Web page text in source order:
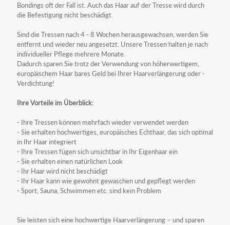
Bondings oft der Fall ist. Auch das Haar auf der Tresse wird durch
die Befestigung nicht beschädigt.
Sind die Tressen nach 4 - 8 Wochen herausgewachsen, werden Sie
entfernt und wieder neu angesetzt. Unsere Tressen halten je nach
individueller Pflege mehrere Monate.
Dadurch sparen Sie trotz der Verwendung von höherwertigem,
europäischem Haar bares Geld bei Ihrer Haarverlängerung oder -
Verdichtung!
Ihre Vorteile im Überblick:
- Ihre Tressen können mehrfach wieder verwendet werden
- Sie erhalten hochwertiges, europäisches Echthaar, das sich optimal
in Ihr Haar integriert
- Ihre Tressen fügen sich unsichtbar in Ihr Eigenhaar ein
- Sie erhalten einen natürlichen Look
- Ihr Haar wird nicht beschädigt
- Ihr Haar kann wie gewohnt gewaschen und gepflegt werden
- Sport, Sauna, Schwimmen etc. sind kein Problem
Sie leisten sich eine hochwertige Haarverlängerung – und sparen